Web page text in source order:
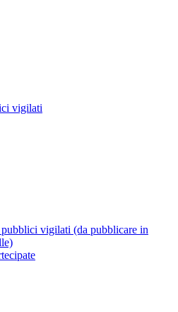
vigilati
vigilati (da pubblicare in